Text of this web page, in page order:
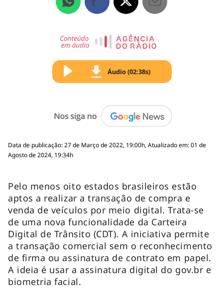
Áudio (02:38s)
Data de publicação: 27 de Março de 2022, 19:00h, Atualizado em: 01 de
Agosto de 2024, 19:34h
Pelo menos oito estados brasileiros estão
aptos a realizar a transação de compra e
venda de veículos por meio digital. Trata-se
de uma nova funcionalidade da Carteira
Digital de Trânsito (CDT). A iniciativa permite
a transação comercial sem o reconhecimento
de firma ou assinatura de contrato em papel.
A ideia é usar a assinatura digital do gov.br e
biometria facial.